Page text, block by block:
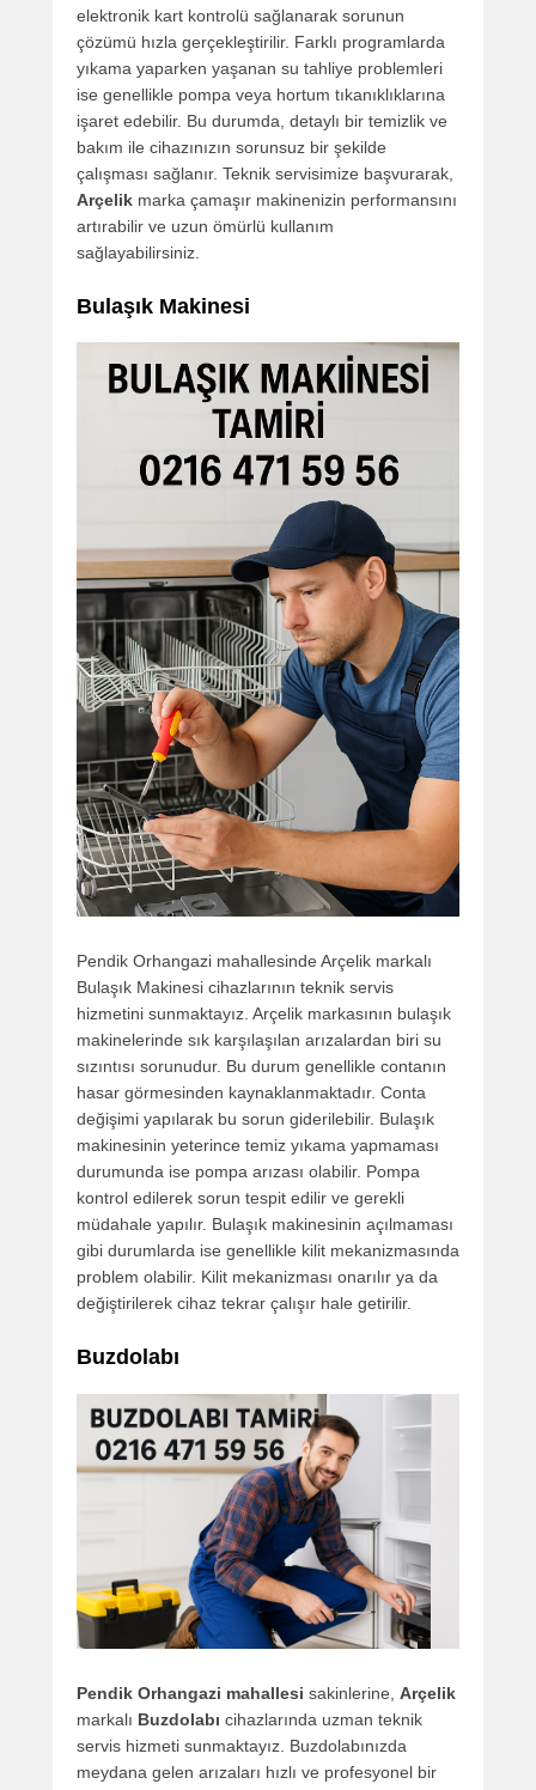
elektronik kart kontrolü sağlanarak sorunun
çözümü hızla gerçekleştirilir. Farklı programlarda
yıkama yaparken yaşanan su tahliye problemleri
ise genellikle pompa veya hortum tıkanıklıklarına
işaret edebilir. Bu durumda, detaylı bir temizlik ve
bakım ile cihazınızın sorunsuz bir şekilde
çalışması sağlanır. Teknik servisimize başvurarak,
Arçelik marka çamaşır makinenizin performansını
artırabilir ve uzun ömürlü kullanım
sağlayabilirsiniz.
Bulaşık Makinesi
Pendik Orhangazi mahallesinde Arçelik markalı
Bulaşık Makinesi cihazlarının teknik servis
hizmetini sunmaktayız. Arçelik markasının bulaşık
makinelerinde sık karşılaşılan arızalardan biri su
sızıntısı sorunudur. Bu durum genellikle contanın
hasar görmesinden kaynaklanmaktadır. Conta
değişimi yapılarak bu sorun giderilebilir. Bulaşık
makinesinin yeterince temiz yıkama yapmaması
durumunda ise pompa arızası olabilir. Pompa
kontrol edilerek sorun tespit edilir ve gerekli
müdahale yapılır. Bulaşık makinesinin açılmaması
gibi durumlarda ise genellikle kilit mekanizmasında
problem olabilir. Kilit mekanizması onarılır ya da
değiştirilerek cihaz tekrar çalışır hale getirilir.
Buzdolabı
Pendik Orhangazi mahallesi sakinlerine, Arçelik
markalı Buzdolabı cihazlarında uzman teknik
servis hizmeti sunmaktayız. Buzdolabınızda
meydana gelen arızaları hızlı ve profesyonel bir